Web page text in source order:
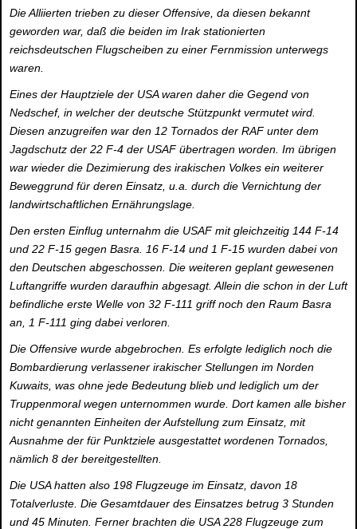
Die Alliierten trieben zu dieser Offensive, da diesen bekannt
geworden war, daß die beiden im Irak stationierten
reichsdeutschen Flugscheiben zu einer Fernmission unterwegs
waren.
Eines der Hauptziele der USA waren daher die Gegend von
Nedschef, in welcher der deutsche Stützpunkt vermutet wird.
Diesen anzugreifen war den 12 Tornados der RAF unter dem
Jagdschutz der 22 F-4 der USAF übertragen worden. Im übrigen
war wieder die Dezimierung des irakischen Volkes ein weiterer
Beweggrund für deren Einsatz, u.a. durch die Vernichtung der
landwirtschaftlichen Ernährungslage.
Den ersten Einflug unternahm die USAF mit gleichzeitig 144 F-14
und 22 F-15 gegen Basra. 16 F-14 und 1 F-15 wurden dabei von
den Deutschen abgeschossen. Die weiteren geplant gewesenen
Luftangriffe wurden daraufhin abgesagt. Allein die schon in der Luft
befindliche erste Welle von 32 F-111 griff noch den Raum Basra
an, 1 F-111 ging dabei verloren.
Die Offensive wurde abgebrochen. Es erfolgte lediglich noch die
Bombardierung verlassener irakischer Stellungen im Norden
Kuwaits, was ohne jede Bedeutung blieb und lediglich um der
Truppenmoral wegen unternommen wurde. Dort kamen alle bisher
nicht genannten Einheiten der Aufstellung zum Einsatz, mit
Ausnahme der für Punktziele ausgestattet wordenen Tornados,
nämlich 8 der bereitgestellten.
Die USA hatten also 198 Flugzeuge im Einsatz, davon 18
Totalverluste. Die Gesamtdauer des Einsatzes betrug 3 Stunden
und 45 Minuten. Ferner brachten die USA 228 Flugzeuge zum